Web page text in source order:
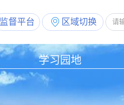
监督平台 区域切换
学习园地